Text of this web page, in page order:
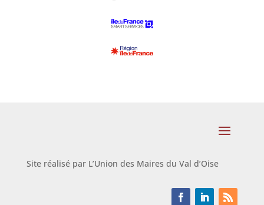
Site réalisé par L’Union des Maires du Val d’Oise